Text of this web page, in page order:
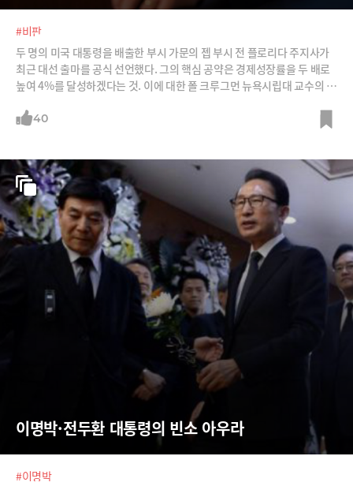
#비판
두 명의 미국 대통령을 배출한 부시 가문의 젭 부시 전 플로리다 주지사가
최근 대선 출마를 공식 선언했다. 그의 핵심 공약은 경제성장률을 두 배로
높여 4%를 달성하겠다는 것. 이에 대한 폴 크루그먼 뉴욕시립대 교수의 비
되는 비판이다. /사진=Flickr, 채널4 뉴스 홈페이지, 젭 부시 트위터 캡처
40
이명박·전두환 대통령의 빈소 아우라
#이명박